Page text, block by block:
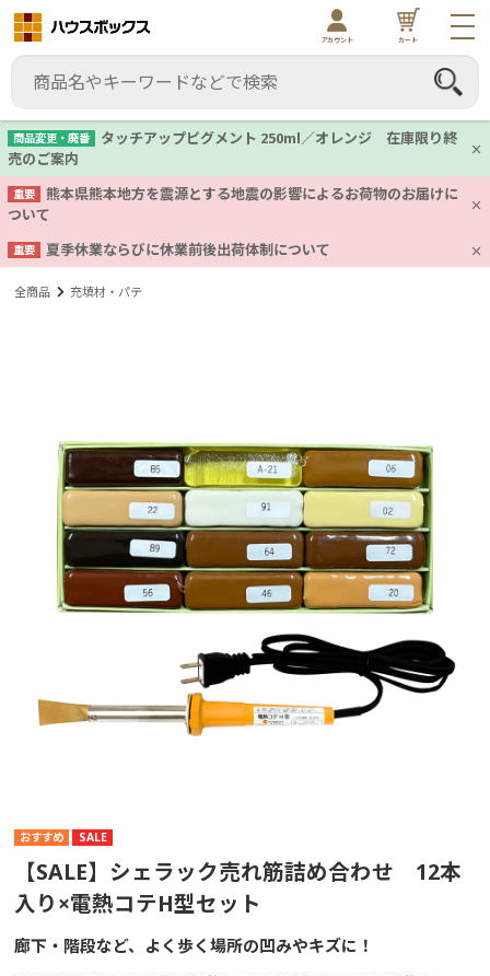
商品変更・廃番
タッチアップピグメント 250ml／オレンジ 在庫限り終
売のご案内
重要
熊本県熊本地方を震源とする地震の影響によるお荷物のお届けに
ついて
重要 夏季休業ならびに休業前後出荷体制について
アカウント カート
全商品 充填材・パテ
SALE
【SALE】シェラック売れ筋詰め合わせ 12本
入り×電熱コテH型セット
廊下・階段など、よく歩く場所の凹みやキズに！